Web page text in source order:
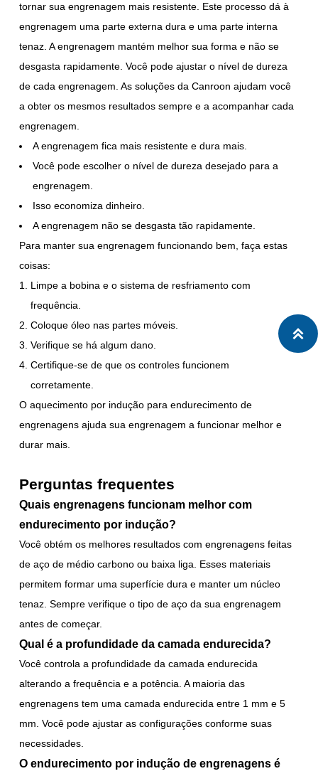
tornar sua engrenagem mais resistente. Este processo dá à
engrenagem uma parte externa dura e uma parte interna
tenaz. A engrenagem mantém melhor sua forma e não se
desgasta rapidamente. Você pode ajustar o nível de dureza
de cada engrenagem. As soluções da Canroon ajudam você
a obter os mesmos resultados sempre e a acompanhar cada
engrenagem.
A engrenagem fica mais resistente e dura mais.
Você pode escolher o nível de dureza desejado para a
engrenagem.
Isso economiza dinheiro.
A engrenagem não se desgasta tão rapidamente.
Para manter sua engrenagem funcionando bem, faça estas
coisas:
Limpe a bobina e o sistema de resfriamento com
frequência.
Coloque óleo nas partes móveis.
Verifique se há algum dano.
Certifique-se de que os controles funcionem
corretamente.
O aquecimento por indução para endurecimento de
engrenagens ajuda sua engrenagem a funcionar melhor e
durar mais.
Perguntas frequentes
Quais engrenagens funcionam melhor com
endurecimento por indução?
Você obtém os melhores resultados com engrenagens feitas
de aço de médio carbono ou baixa liga. Esses materiais
permitem formar uma superfície dura e manter um núcleo
tenaz. Sempre verifique o tipo de aço da sua engrenagem
antes de começar.
Qual é a profundidade da camada endurecida?
Você controla a profundidade da camada endurecida
alterando a frequência e a potência. A maioria das
engrenagens tem uma camada endurecida entre 1 mm e 5
mm. Você pode ajustar as configurações conforme suas
necessidades.
O endurecimento por indução de engrenagens é
